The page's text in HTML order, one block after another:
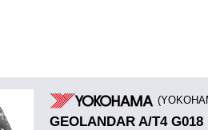
GEOLANDAR A/T4